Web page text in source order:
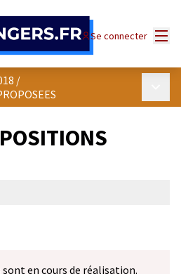
Se connecter
/
en cours de réalisation.